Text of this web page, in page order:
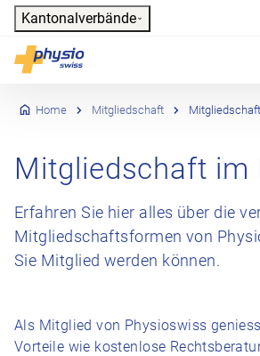
Header
Kantonalverbände
Physioswiss
Hauptnavigation
Home Mitgliedschaft
Mitgliedschaft im
Erfahren Sie hier alles über die
Mitgliedschaftsformen von
Sie Mitglied werden können.
Als Mitglied von Physioswiss
Vorteile wie kostenlose